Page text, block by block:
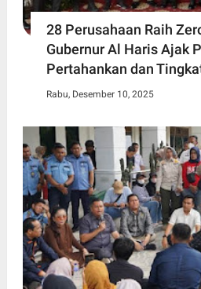
28 Perusahaan Raih
Gubernur Al Haris Ajak
Pertahankan dan
Rabu, Desember 10, 2025